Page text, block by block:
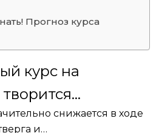
Прогноз курса
курс на
снижается в ходе
и…